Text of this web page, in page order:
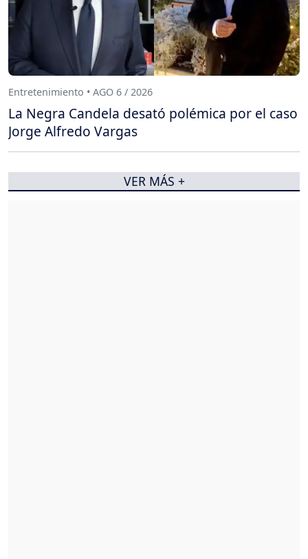
Entretenimiento • AGO 6 / 2026
La Negra Candela desató polémica por el caso
Jorge Alfredo Vargas
VER MÁS +